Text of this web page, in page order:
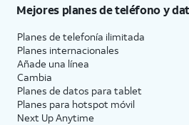
Mejores planes de teléfono y
Planes de telefonía ilimitada
Planes internacionales
Añade una línea
Cambia
Planes de datos para tablet
Planes para hotspot móvil
Next Up Anytime